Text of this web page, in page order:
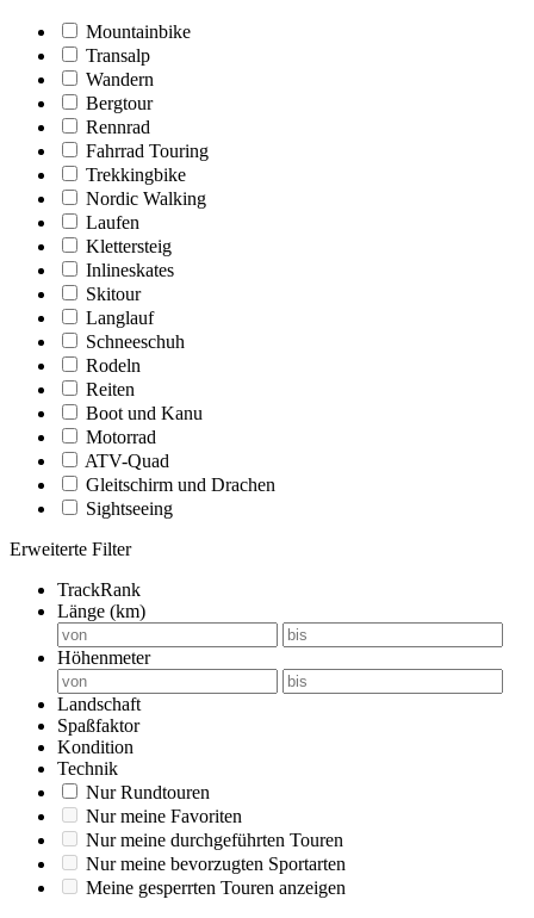
Mountainbike
Transalp
Wandern
Bergtour
Rennrad
Fahrrad Touring
Trekkingbike
Nordic Walking
Laufen
Klettersteig
Inlineskates
Skitour
Langlauf
Schneeschuh
Rodeln
Reiten
Boot und Kanu
Motorrad
ATV-Quad
Gleitschirm und Drachen
Sightseeing
Erweiterte Filter
TrackRank
Länge (km)
Höhenmeter
Landschaft
Spaßfaktor
Kondition
Technik
Nur Rundtouren
Nur meine Favoriten
Nur meine durchgeführten Touren
Nur meine bevorzugten Sportarten
Meine gesperrten Touren anzeigen